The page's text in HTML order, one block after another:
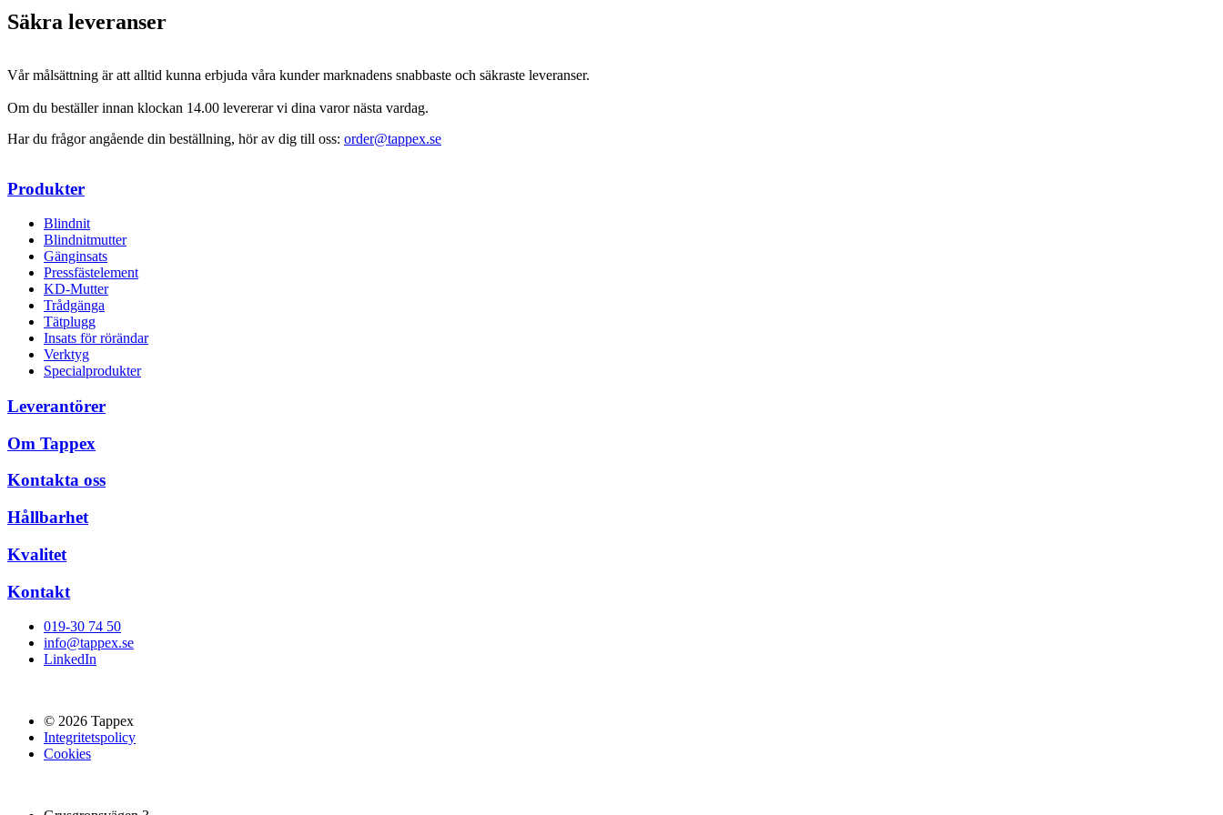
content
Säkra leveranser
Vår målsättning är att alltid kunna erbjuda våra kunder marknadens snabbaste och säkraste leveranser.
Om du beställer innan klockan 14.00 levererar vi dina varor nästa vardag.
Har du frågor angående din beställning, hör av dig till oss: order@tappex.se
Produkter
Blindnit
Blindnitmutter
Gänginsats
Pressfästelement
KD-Mutter
Trådgänga
Tätplugg
Insats för rörändar
Verktyg
Specialprodukter
Leverantörer
Om Tappex
Kontakta oss
Hållbarhet
Kvalitet
Kontakt
019-30 74 50
info@tappex.se
LinkedIn
© 2026 Tappex
Integritetspolicy
Cookies